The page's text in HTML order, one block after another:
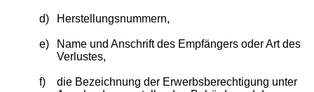
d) Herstellungsnummern,
e)
Name und Anschrift des Empfängers oder Art des
Verlustes,
f)
die Bezeichnung der Erwerbsberechtigung unter